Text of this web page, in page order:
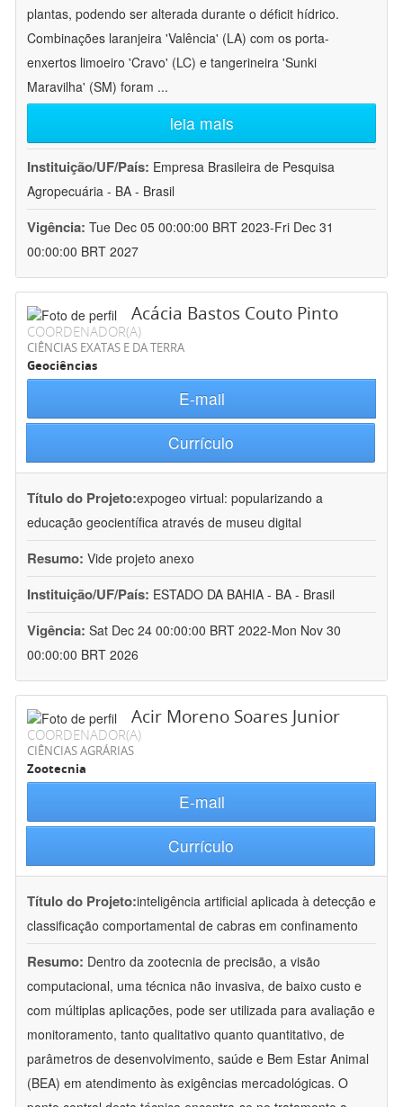
plantas, podendo ser alterada durante o déficit hídrico.
Combinações laranjeira 'Valência' (LA) com os porta-
enxertos limoeiro 'Cravo' (LC) e tangerineira 'Sunki
Maravilha' (SM) foram ...
leia mais
Instituição/UF/País: Empresa Brasileira de Pesquisa
Agropecuária - BA - Brasil
Vigência: Tue Dec 05 00:00:00 BRT 2023-Fri Dec 31
00:00:00 BRT 2027
Acácia Bastos Couto Pinto
COORDENADOR(A)
CIÊNCIAS EXATAS E DA TERRA
Geociências
E-mail
Currículo
Título do Projeto:expogeo virtual: popularizando a
educação geocientífica através de museu digital
Resumo: Vide projeto anexo
Instituição/UF/País: ESTADO DA BAHIA - BA - Brasil
Vigência: Sat Dec 24 00:00:00 BRT 2022-Mon Nov 30
00:00:00 BRT 2026
Acir Moreno Soares Junior
COORDENADOR(A)
CIÊNCIAS AGRÁRIAS
Zootecnia
E-mail
Currículo
Título do Projeto:inteligência artificial aplicada à detecção e
classificação comportamental de cabras em confinamento
Resumo: Dentro da zootecnia de precisão, a visão
computacional, uma técnica não invasiva, de baixo custo e
com múltiplas aplicações, pode ser utilizada para avaliação e
monitoramento, tanto qualitativo quanto quantitativo, de
parâmetros de desenvolvimento, saúde e Bem Estar Animal
(BEA) em atendimento às exigências mercadológicas. O